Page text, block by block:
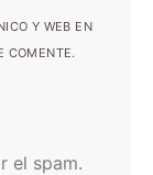
Y WEB EN
COMENTE.
el spam.